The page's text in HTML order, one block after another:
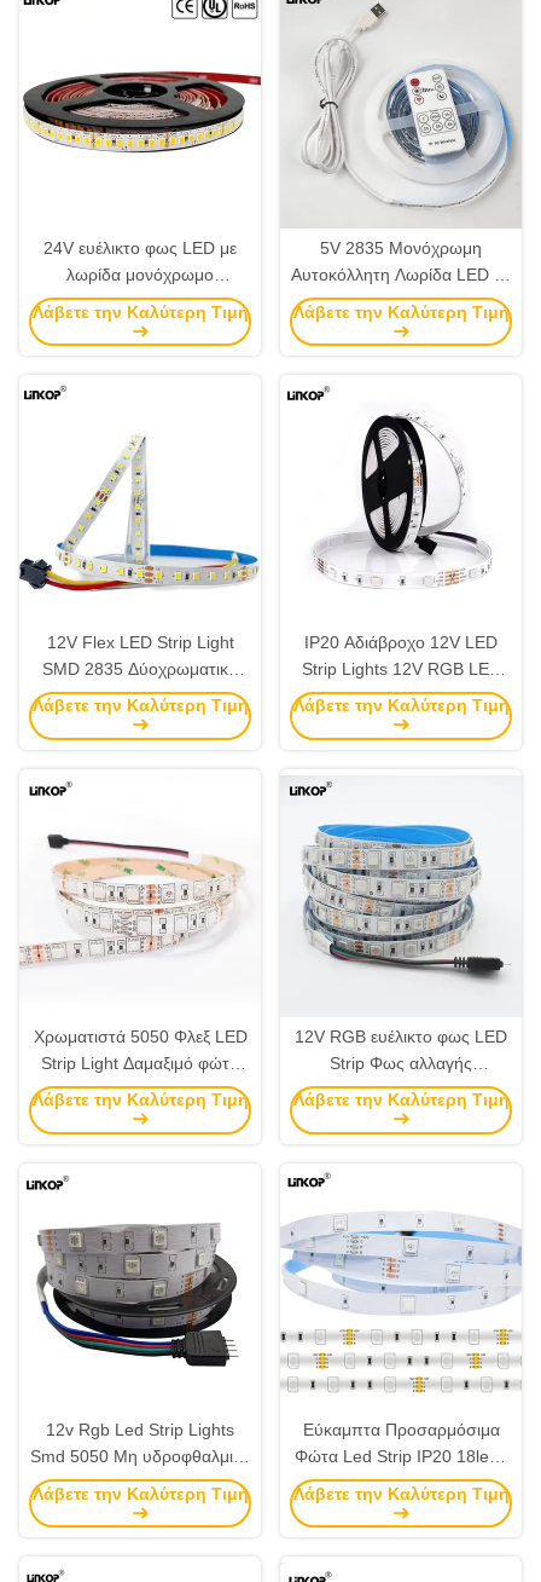
24V ευέλικτο φως LED με
λωρίδα μονόχρωμο
αυτοκόλλητο φως LED 2835
Λάβετε την Καλύτερη Τιμή
5V 2835 Μονόχρωμη
Αυτοκόλλητη Λωρίδα LED με
Ασύρματο Χειριστήριο
Λάβετε την Καλύτερη Τιμή
12V Flex LED Strip Light
SMD 2835 Δύοχρωματική
θερμοκρασία LED Strip
Λάβετε την Καλύτερη Τιμή
IP20 Αδιάβροχο 12V LED
Strip Lights 12V RGB LED
Strip SMD5050
Λάβετε την Καλύτερη Τιμή
Χρωματιστά 5050 Φλεξ LED
Strip Light Δαμαξιμό φώτα
LED Ribbon Φώτα
Αδιάβροχα IP65
Λάβετε την Καλύτερη Τιμή
12V RGB ευέλικτο φως LED
Strip Φως αλλαγής
χρώματος Φώτα κορδέλας
LED IP20
Λάβετε την Καλύτερη Τιμή
12v Rgb Led Strip Lights
Smd 5050 Μη υδροφθαλμικό
IP20 Χρώμα που αλλάζει
LED φώτα σκοινί
Λάβετε την Καλύτερη Τιμή
Εύκαμπτα Προσαρμόσιμα
Φώτα Led Strip IP20 18leds
SMD 5050 Εύκαμπτα Φώτα
Led Strip
Λάβετε την Καλύτερη Τιμή